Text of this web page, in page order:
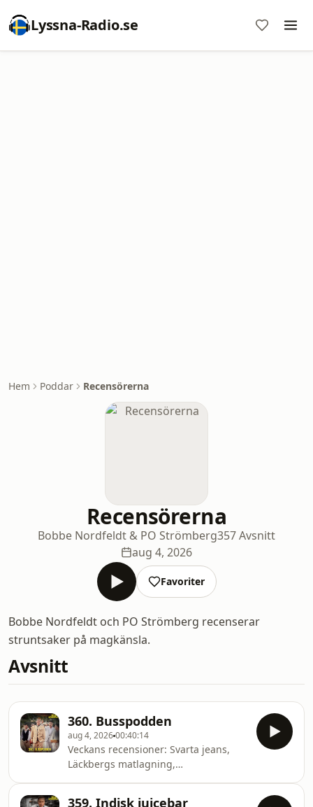
Lyssna-Radio.se
Hem Poddar Recensörerna
Recensörerna
Bobbe Nordfeldt & PO Strömberg357 Avsnitt
aug 4, 2026
Favoriter
Bobbe Nordfeldt och PO Strömberg recenserar
struntsaker på magkänsla.
Avsnitt
360. Busspodden
aug 4, 202600:40:14
Veckans recensioner: Svarta jeans,
Läckbergs matlagning,
359. Indisk juicebar